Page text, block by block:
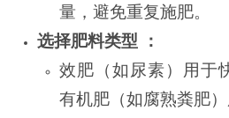
量，避免重复施肥。
选择肥料类型 ：
效肥（如尿素）用于
有机肥（如腐熟粪肥）